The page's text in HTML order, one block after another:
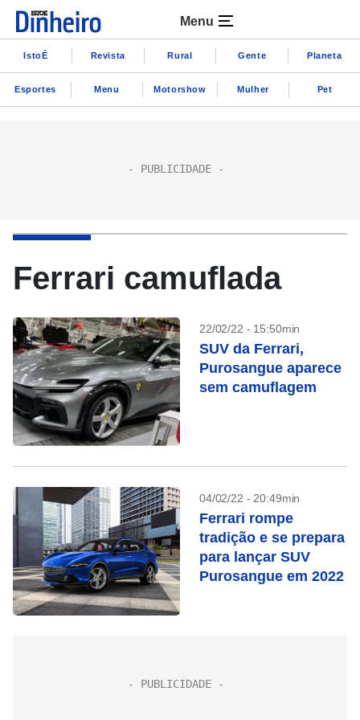
Menu
IstoÉ Revista Rural Gente Planeta
Esportes Menu Motorshow Mulher Pet
Ferrari camuflada
22/02/22 - 15:50min
SUV da Ferrari,
Purosangue aparece
sem camuflagem
04/02/22 - 20:49min
Ferrari rompe
tradição e se prepara
para lançar SUV
Purosangue em 2022